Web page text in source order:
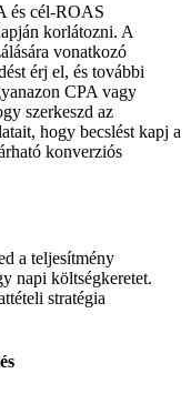
és cél-ROAS
korlátozni. A
vonatkozó
érj el, és további
CPA vagy
szerkeszd az
hogy becslést kapj a
konverziós
a teljesítmény
napi költségkeretet.
stratégia